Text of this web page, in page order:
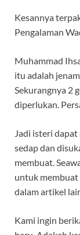
Kesannya
Pengalaman
Muhammad
itu adalah
Sekurangnya 2
diperlukan.
Jadi isteri
sedap dan
membuat.
untuk membuat
dalam artikel
Kami ingin